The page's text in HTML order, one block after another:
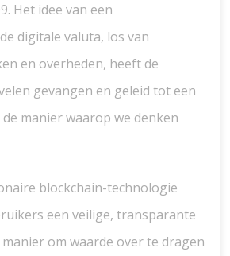
Het idee van een
digitale valuta, los van
en overheden, heeft de
gevangen en geleid tot een
manier waarop we denken
blockchain-technologie
een veilige, transparante
om waarde over te dragen